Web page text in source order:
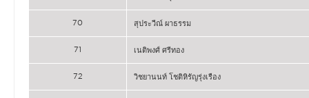
70 สุประวีณ์ ผาธรรม
71 เนติพงศ์ ศรีทอง
72 วิชยานนท์ โชติหิรัญรุ่งเรือง